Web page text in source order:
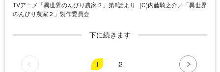
TVアニメ「異世界のんびり農家２」第8話より
(C)内藤騎之介／「異世界
のんびり農家２」製作委員会
下に続きます
1 2